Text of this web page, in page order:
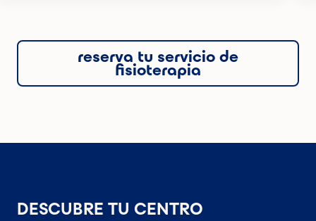
reserva tu servicio de
fisioterapia
DESCUBRE TU CENTRO